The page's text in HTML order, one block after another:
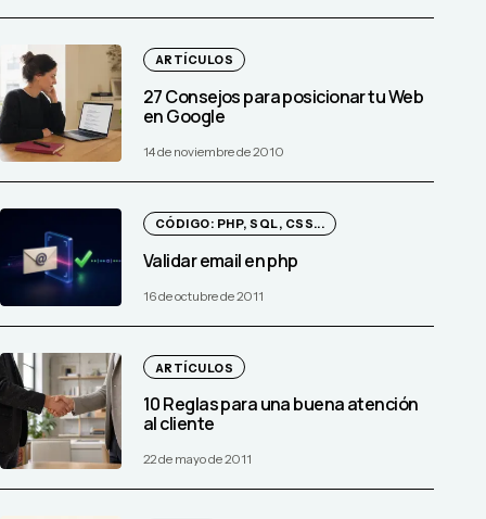
ARTÍCULOS
27 Consejos para posicionar tu Web
en Google
14 de noviembre de 2010
CÓDIGO: PHP, SQL, CSS...
Validar email en php
16 de octubre de 2011
ARTÍCULOS
10 Reglas para una buena atención
al cliente
22 de mayo de 2011